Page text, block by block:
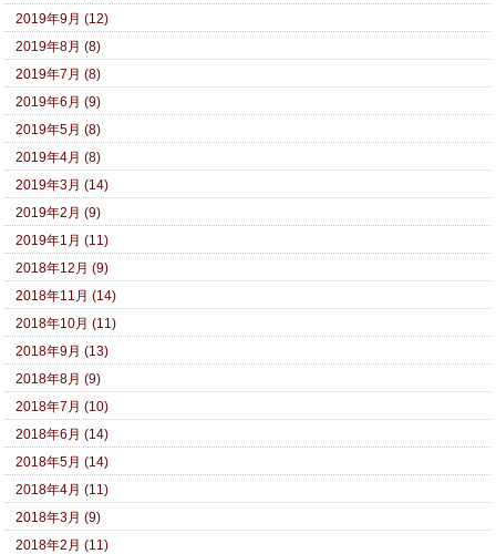
2019年9月 (12)
2019年8月 (8)
2019年7月 (8)
2019年6月 (9)
2019年5月 (8)
2019年4月 (8)
2019年3月 (14)
2019年2月 (9)
2019年1月 (11)
2018年12月 (9)
2018年11月 (14)
2018年10月 (11)
2018年9月 (13)
2018年8月 (9)
2018年7月 (10)
2018年6月 (14)
2018年5月 (14)
2018年4月 (11)
2018年3月 (9)
2018年2月 (11)